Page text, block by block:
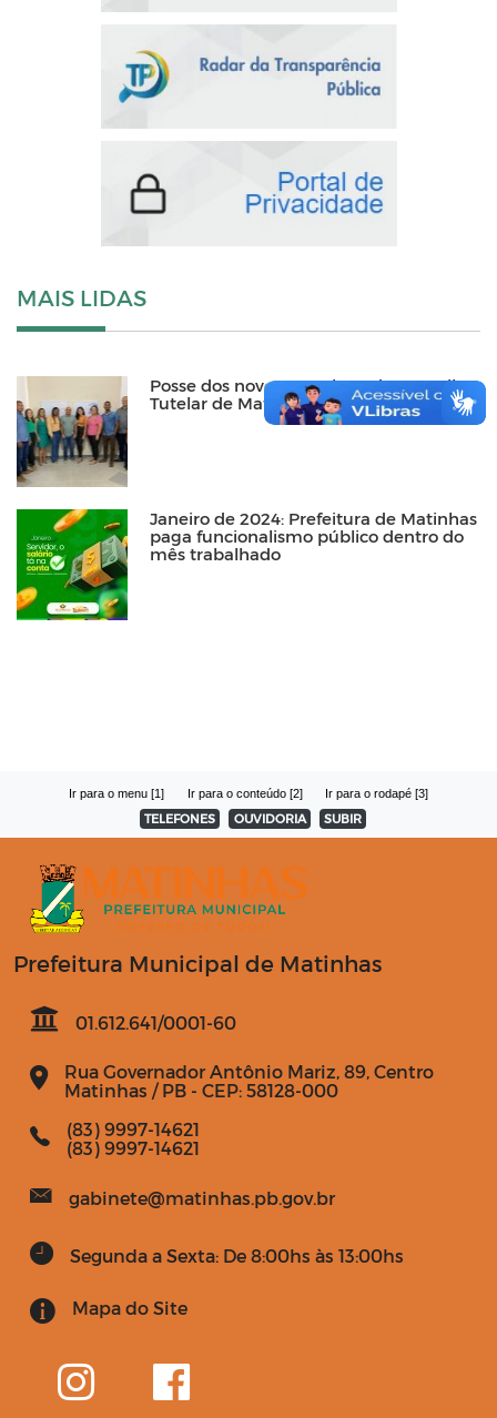
MAIS LIDAS
Posse dos novos membros do Conselho
Tutelar de Matinhas 2024-2028
Janeiro de 2024: Prefeitura de Matinhas
paga funcionalismo público dentro do
mês trabalhado
Ir para o menu [1] Ir para o conteúdo [2] Ir para o rodapé [3]
TELEFONES OUVIDORIA SUBIR
Prefeitura Municipal de Matinhas
01.612.641/0001-60
Rua Governador Antônio Mariz, 89, Centro
Matinhas / PB - CEP: 58128-000
(83) 9997-14621
(83) 9997-14621
gabinete@matinhas.pb.gov.br
Segunda a Sexta: De 8:00hs às 13:00hs
Mapa do Site